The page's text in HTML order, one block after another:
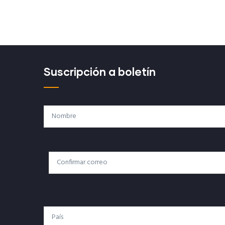
Suscripción a boletín
Nombre
Correo
Electrónico
Correo Electrónico
País